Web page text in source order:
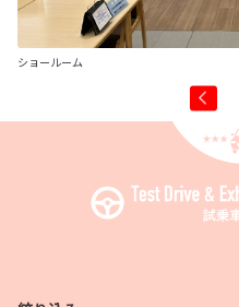
ショールーム